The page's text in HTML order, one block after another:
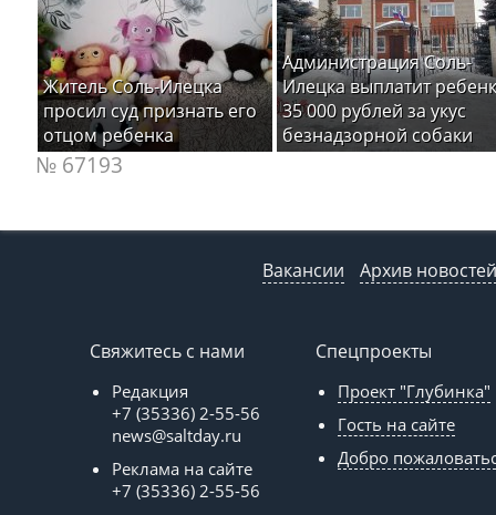
Житель Соль-Илецка
просил суд признать его
отцом ребенка
Администрация Соль-
Илецка выплатит
35 000 рублей за укус
безнадзорной собаки
№ 67193
Вакансии Архив новостей
Свяжитесь с нами
Редакция
+7 (35336) 2-55-56
news@saltday.ru
Реклама на сайте
+7 (35336) 2-55-56
Спецпроекты
Проект "Глубинка"
Гость на сайте
Добро